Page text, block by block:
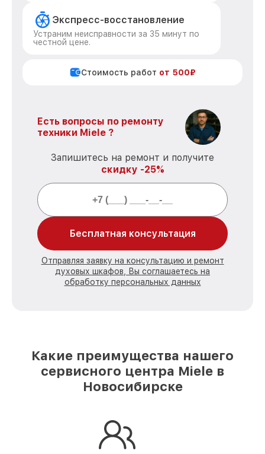
Экспресс-восстановление
Устраним неисправности за 35 минут по
честной цене.
Стоимость работ от 500₽
Есть вопросы по ремонту
техники Miele ?
Запишитесь на ремонт и получите
скидку -25%
Бесплатная консультация
Отправляя заявку на консультацию и ремонт
духовых шкафов, Вы соглашаетесь на
обработку персональных данных
Какие преимущества нашего
сервисного центра Miele в
Новосибирске